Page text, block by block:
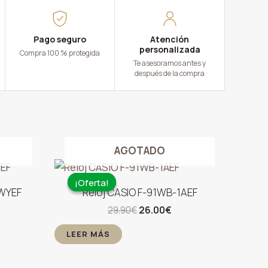
Pago seguro
Compra 100 % protegida
Atención
personalizada
Te asesoramos antes y
después de la compra
¡Oferta!
AGOTADO
¡Oferta!
Reloj CASIO F-91WB-1AEF
29.90€El
26.00€
LEER MÁS